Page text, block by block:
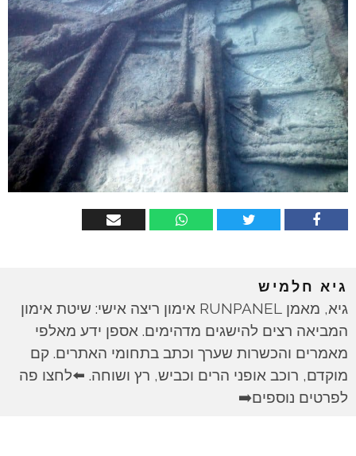
גיא חלמיש
גיא, מאמן RUNPANEL אימון ריצה אישי: שיטת אימון
המביאה רצים להישגים מדהימים. אספן ידע מאלפי
מאמרים והכשרות שערך וכתב בתחומי האתרים. קם
מוקדם, רוכב אופני הרים וכביש, רץ ושוחה. ⬅️לחצו פה
לפרטים נוספים➡️